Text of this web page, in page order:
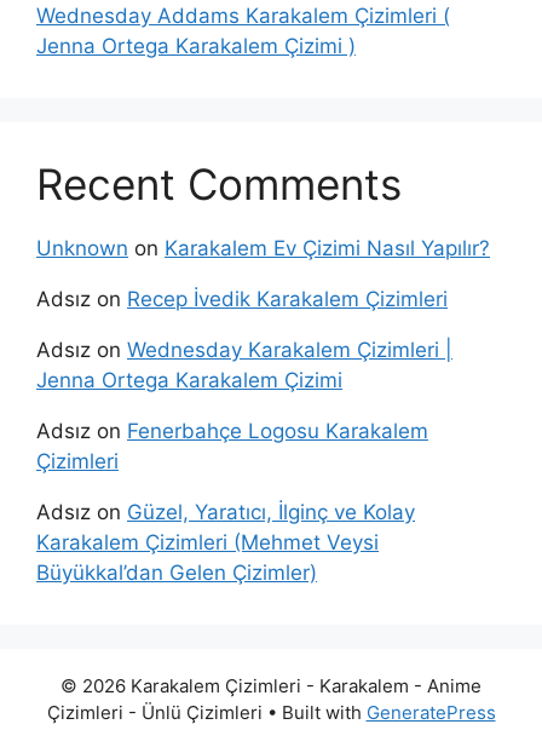
Wednesday Addams Karakalem Çizimleri (
Jenna Ortega Karakalem Çizimi )
Recent Comments
Unknown on Karakalem Ev Çizimi Nasıl Yapılır?
Adsız on Recep İvedik Karakalem Çizimleri
Adsız on Wednesday Karakalem Çizimleri |
Jenna Ortega Karakalem Çizimi
Adsız on Fenerbahçe Logosu Karakalem
Çizimleri
Adsız on Güzel, Yaratıcı, İlginç ve Kolay
Karakalem Çizimleri (Mehmet Veysi
Büyükkal’dan Gelen Çizimler)
© 2026 Karakalem Çizimleri - Karakalem - Anime
Çizimleri - Ünlü Çizimleri • Built with GeneratePress